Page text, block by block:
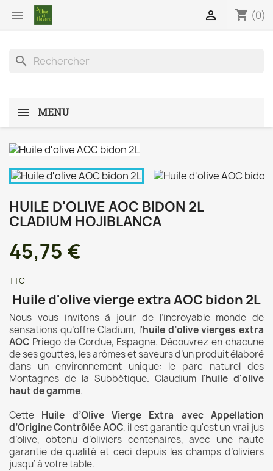
 shopping_cart (0)

search
MENU
HUILE D'OLIVE AOC BIDON 2L
CLADIUM HOJIBLANCA
45,75 €
TTC
Huile d'olive vierge extra AOC bidon 2L
Nous vous invitons à jouir de l’incroyable monde de
sensations qu’offre Cladium, l'huile d’olive vierges extra
AOC Priego de Cordue, Espagne. Découvrez en chacune
de ses gouttes, les arômes et saveurs d’un produit élaboré
dans un environnement unique: le parc naturel des
Montagnes de la Subbétique. Claudium l'huile d'olive
haut de gamme.
Cette Huile d’Olive Vierge Extra avec Appellation
d’Origine Contrôlée AOC, il est garantie qu'est un vrai jus
d’olive, obtenu d’oliviers centenaires, avec une haute
garantie de qualité et ceci depuis les champs d’oliviers
jusqu’ à votre table.